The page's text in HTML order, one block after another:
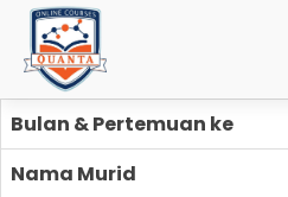
Bulan & Pertemuan ke
Nama Murid